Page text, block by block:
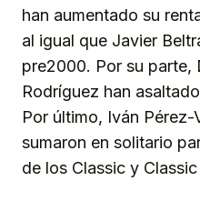
han aumentado su
al igual que Javier
pre2000. Por su parte,
Rodríguez han
Por último, Iván
sumaron en solitario
de los Classic y Classic